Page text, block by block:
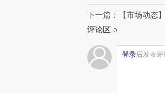
下一篇：【市场动态
评论区 0
登录后发表